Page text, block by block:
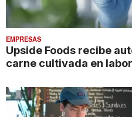
EMPRESAS
Upside Foods recibe
carne cultivada en